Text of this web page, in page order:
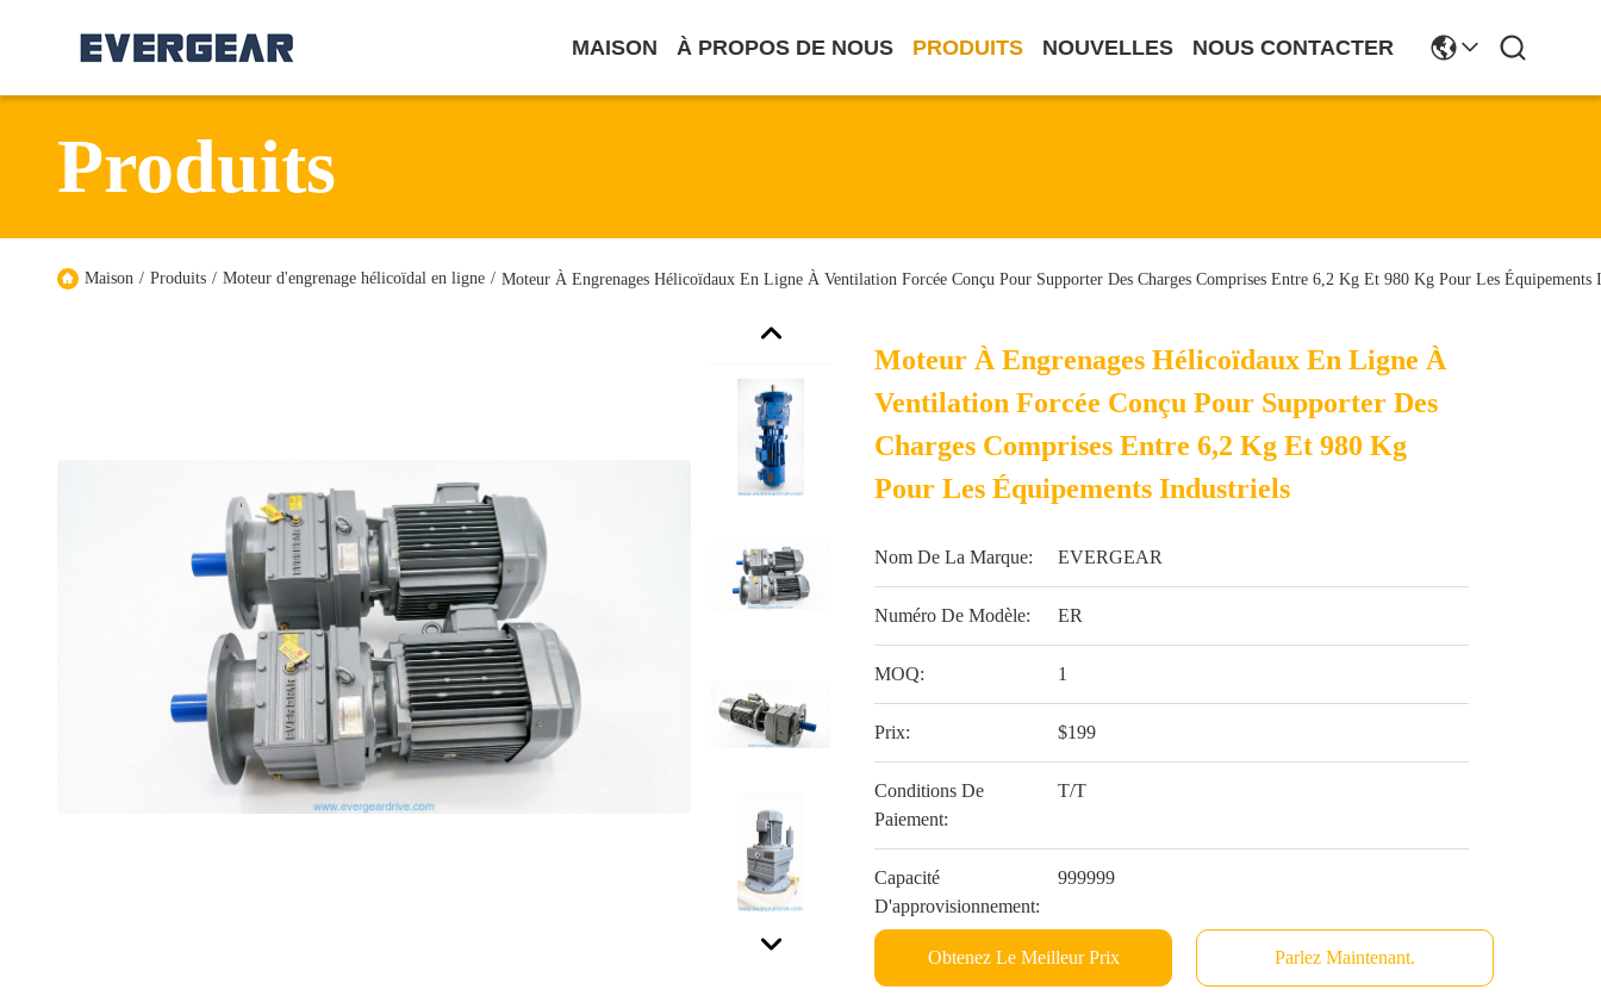
MAISON À PROPOS DE NOUS PRODUITS NOUVELLES NOUS CONTACTER
Produits
Maison / Produits / Moteur d'engrenage hélicoïdal en ligne / Moteur À Engrenages Hélicoïdaux En Ligne À Ventilation Forcée Conçu Pour Supporter Des Charges Comprises Entre 6,2 Kg Et 980 Kg Pour Les Équipements
Moteur À Engrenages Hélicoïdaux En Ligne À
Ventilation Forcée Conçu Pour Supporter Des
Charges Comprises Entre 6,2 Kg Et 980 Kg
Pour Les Équipements Industriels
Nom De La Marque: EVERGEAR
Numéro De Modèle: ER
MOQ: 1
Prix: $199
Conditions De
Paiement:
T/T
Capacité
D'approvisionnement:
999999
Obtenez Le Meilleur Prix Parlez Maintenant.